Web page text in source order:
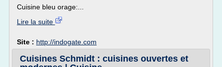
Cuisine bleu orage:...
Lire la suite
Site : http://indogate.com
Cuisines Schmidt : cuisines ouvertes et